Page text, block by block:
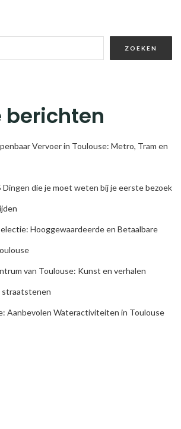
ZOEKEN
berichten
Vervoer in Toulouse: Metro, Tram en
Dingen die je moet weten bij je eerste bezoek
Hooggewaardeerde en Betaalbare
van Toulouse: Kunst en verhalen
straatstenen
Aanbevolen Wateractiviteiten in Toulouse